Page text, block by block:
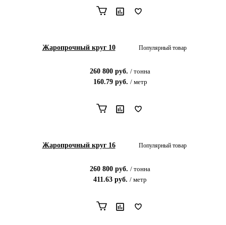
Жаропрочный круг 10 Популярный товар
260 800 руб. / тонна
160.79руб. / метр
Жаропрочный круг 16 Популярный товар
260 800 руб. / тонна
411.63 руб. / метр